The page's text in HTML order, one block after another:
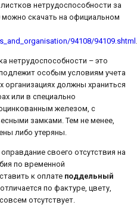
нетрудоспособности за
можно скачать на официальном
94108/94109.shtml .
нетрудоспособности – это
особым условиям учета
организациях должны храниться
или в специально
железом, с
замками. Тем не менее,
либо утеряны.
своего отсутствия на
по временной
к оплате поддельный
по фактуре, цвету,
отсутствует.